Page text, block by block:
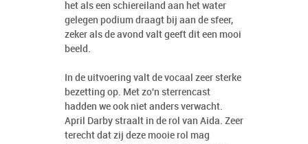
het als een schiereiland aan het water
gelegen podium draagt bij aan de sfeer,
zeker als de avond valt geeft dit een mooi
beeld.
In de uitvoering valt de vocaal zeer sterke
bezetting op. Met zo'n sterrencast
hadden we ook niet anders verwacht.
April Darby straalt in de rol van Aida. Zeer
terecht dat zij deze mooie rol mag